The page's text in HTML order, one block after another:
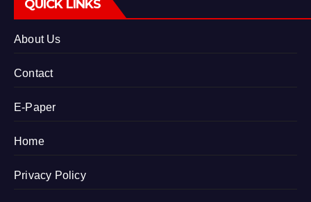
QUICK LINKS
About Us
Contact
E-Paper
Home
Privacy Policy